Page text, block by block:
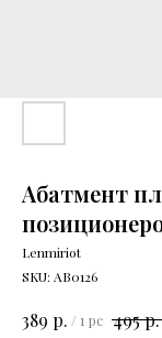
Абатмент
Lenmiriot
SKU: АВ0126
389 р. / 1 pc 495р.